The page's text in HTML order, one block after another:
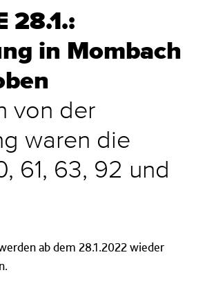
28.1.:
in Mombach
von der
waren die
61, 63, 92 und
ab dem 28.1.2022 wieder